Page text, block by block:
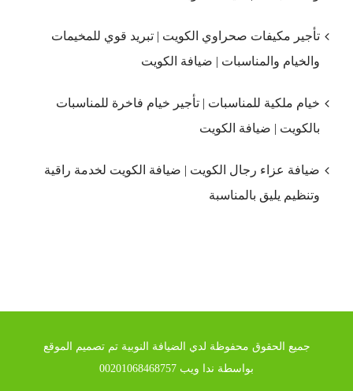
تأجير مكيفات صحراوي الكويت | تبريد قوي للمخيمات
والخيام والمناسبات | ضيافة الكويت
خيام ملكية للمناسبات | تأجير خيام فاخرة للمناسبات
بالكويت | ضيافة الكويت
ضيافة عزاء رجال الكويت | ضيافة الكويت لخدمة راقية
وتنظيم يليق بالمناسبة
جميع الحقوق محفوظة لدي الضيافة النوبية تم تصميم الموقع
بواسطة ندا ويب 00201068468757